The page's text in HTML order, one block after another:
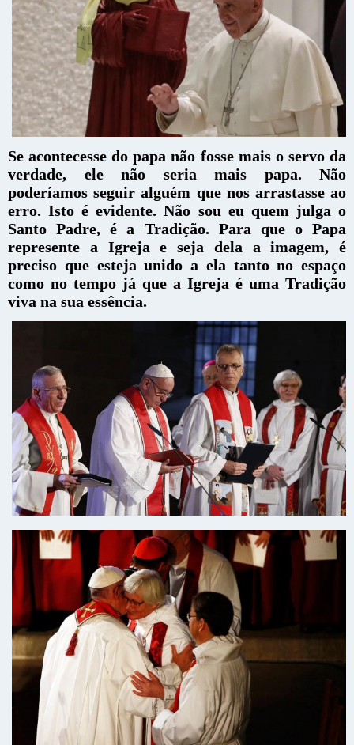
Se acontecesse do papa não fosse mais o servo da
verdade, ele não seria mais papa. Não
poderíamos seguir alguém que nos arrastasse ao
erro. Isto é evidente. Não sou eu quem julga o
Santo Padre, é a Tradição. Para que o Papa
represente a Igreja e seja dela a imagem, é
preciso que esteja unido a ela tanto no espaço
como no tempo já que a Igreja é uma Tradição
viva na sua essência.